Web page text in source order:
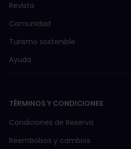
Revista
Comunidad
Turismo sostenible
Ayuda
TÉRMINOS Y CONDICIONES
Condiciones de Reserva
Reembolsos y cambios